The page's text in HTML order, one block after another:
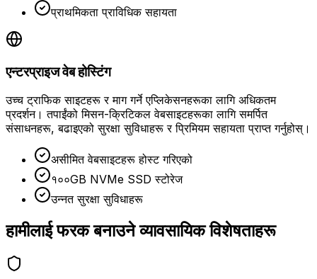
प्राथमिकता प्राविधिक सहायता
एन्टरप्राइज वेब होस्टिंग
उच्च ट्राफिक साइटहरू र माग गर्ने एप्लिकेसनहरूका लागि अधिकतम
प्रदर्शन। तपाईंको मिसन-क्रिटिकल वेबसाइटहरूका लागि समर्पित
संसाधनहरू, बढाइएको सुरक्षा सुविधाहरू र प्रिमियम सहायता प्राप्त गर्नुहोस्।
असीमित वेबसाइटहरू होस्ट गरिएको
१००GB NVMe SSD स्टोरेज
उन्नत सुरक्षा सुविधाहरू
हामीलाई फरक बनाउने व्यावसायिक विशेषताहरू